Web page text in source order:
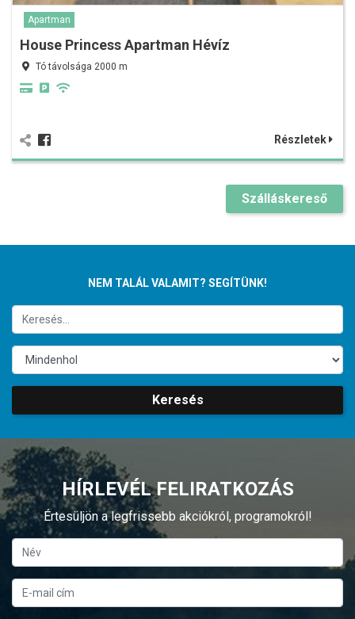
Apartman
House Princess Apartman Hévíz
Tó távolsága 2000 m
Részletek
Szálláskereső
NEM TALÁL VALAMIT? SEGÍTÜNK!
Keresés
HÍRLEVÉL FELIRATKOZÁS
Értesüljön a legfrissebb akciókról, programokról!